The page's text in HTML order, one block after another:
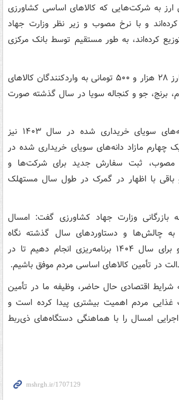
به شرکت‌هایی که کالاهای اساسی کشاورزی
و با نرخ مصوب و زیر نظر وزارت جهاد
کرده‌اند، به طور مستقیم توسط بانک مرکزی
وی اظهار کرد: تخصیص ارز ۲۸ هزار و ۵۰۰ تومانی به واردکنندگان کالاهای
برنج، جو و کنجاله سویا در سال گذشته صورت
مشیری درباره مازاد دانه‌های سویای خریداری شده در سال ۱۴۰۳ نیز
چهارم مازاد دانه‌های سویای خریداری شده در
مصوب، ثبت سفارش جدید برای شرکت‌ها و
و باقی با اظهار در گمرک در طول سال مستهلک
وزارت جهاد کشاورزی گفت: امسال
چالش‌ها و دستاوردهای سال گذشته نگاه
دقیق‌تری داشته باشیم و برای سال ۱۴۰۴ برنامه‌ریزی انجام دهیم تا در
در تأمین کالاهای اساسی مردم موفق باشیم.
شرایط اقتصادی حال حاضر، وظیفه ما در تأمین
غذایی مردم اهمیت بیشتری پیدا کرده است و
امسال را با هماهنگی دستگاه‌های ذی‌ربط